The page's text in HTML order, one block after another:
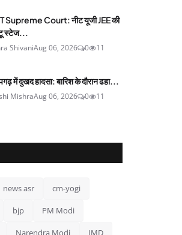
Supreme Court: नीट यूजी JEE की
स्टेज...
ShivaniAug 06, 2026 0 11
में दुखद हादसा: बारिश के दौरान ढहा...
MishraAug 06, 2026 0 11
news asr cm-yogi
bjp PM Modi
Narendra Modi IMD